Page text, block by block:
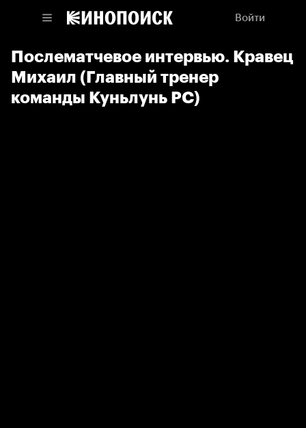
Войти
Послематчевое интервью. Кравец
Михаил (Главный тренер
команды Куньлунь РС)